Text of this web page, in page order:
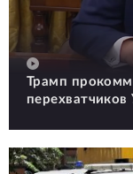
Трамп
перехватчиков